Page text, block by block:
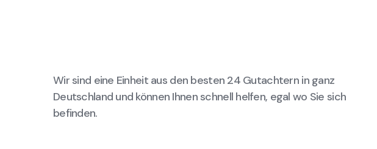
Wir sind eine Einheit aus den besten 24 Gutachtern in ganz
Deutschland und können Ihnen schnell helfen, egal wo Sie sich
befinden.